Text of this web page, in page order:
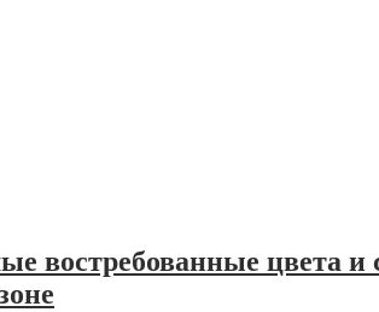
востребованные цвета